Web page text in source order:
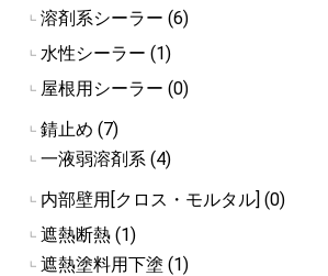
┗ 溶剤系シーラー (6)
┗ 水性シーラー (1)
┗ 屋根用シーラー (0)
┗ 錆止め (7)
┗ 一液弱溶剤系 (4)
┗ 内部壁用[クロス・モルタル] (0)
┗ 遮熱断熱 (1)
┗ 遮熱塗料用下塗 (1)